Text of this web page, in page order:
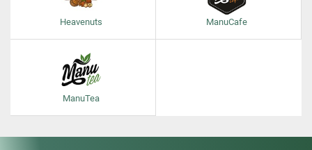
Heavenuts ManuCafe
ManuTea